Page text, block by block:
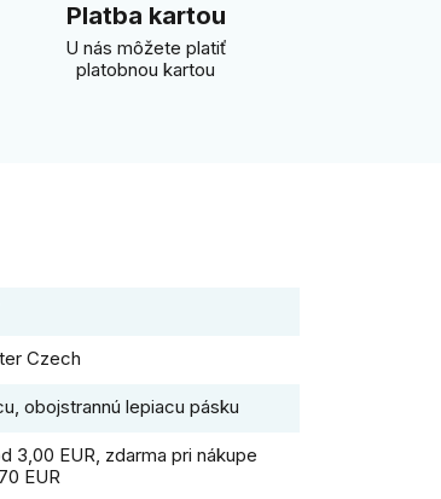
Platba kartou
U nás môžete platiť
platobnou kartou
Czech
obojstrannú lepiacu pásku
3,00 EUR, zdarma pri nákupe
EUR